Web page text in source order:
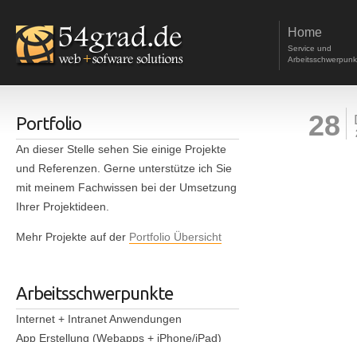
Home
Service und
28
Portfolio
An dieser Stelle sehen Sie einige Projekte
und Referenzen. Gerne unterstütze ich Sie
mit meinem Fachwissen bei der Umsetzung
Ihrer Projektideen.
Mehr Projekte auf der Portfolio Übersicht
Arbeitsschwerpunkte
Internet + Intranet Anwendungen
App Erstellung (Webapps + iPhone/iPad)